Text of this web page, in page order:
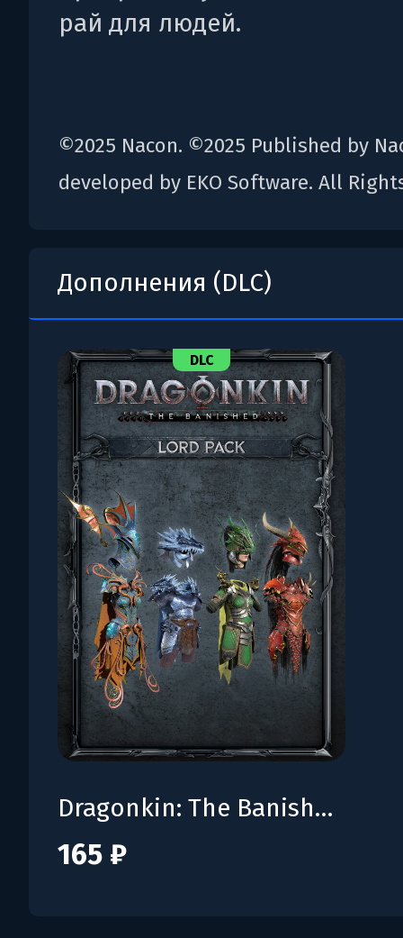
рай для людей.
©2025 Nacon. ©2025 Published by
developed by EKO Software. All
Дополнения (DLC)
DLC
Dragonkin: The Banished - Lord Pack
165 ₽